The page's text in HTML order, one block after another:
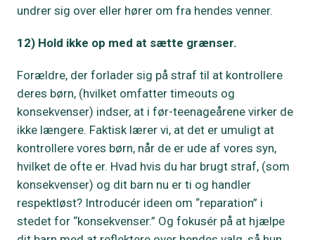
undrer sig over eller hører om fra hendes venner.
12) Hold ikke op med at sætte grænser.
Forældre, der forlader sig på straf til at kontrollere
deres børn, (hvilket omfatter timeouts og
konsekvenser) indser, at i før-teenageårene virker de
ikke længere. Faktisk lærer vi, at det er umuligt at
kontrollere vores børn, når de er ude af vores syn,
hvilket de ofte er. Hvad hvis du har brugt straf, (som
konsekvenser) og dit barn nu er ti og handler
respektløst? Introducér ideen om “reparation” i
stedet for “konsekvenser.” Og fokusér på at hjælpe